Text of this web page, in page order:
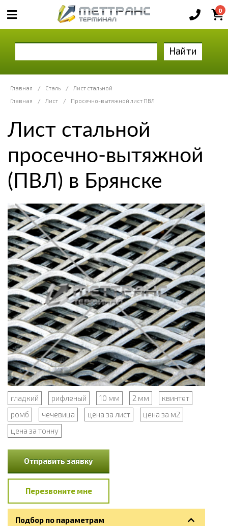
0
Найти
Главная / Сталь /
Лист стальной
Главная
/ Лист / Просечно-вытяжной лист ПВЛ
Лист стальной
просечно-вытяжной
(ПВЛ) в Брянске
гладкий рифленый 10 мм 2 мм
квинтет
ромб
чечевица цена за лист
цена за м2
цена за тонну
Отправить заявку
Перезвоните мне
Подбор по параметрам